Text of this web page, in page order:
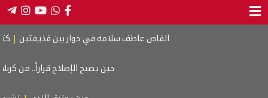
القاص عاطف سلامة في حوار بين قذيفتين | كتاب اسرائيل
حين يصبح الإصلاح قراراً.. من كربلاء إلى معركة